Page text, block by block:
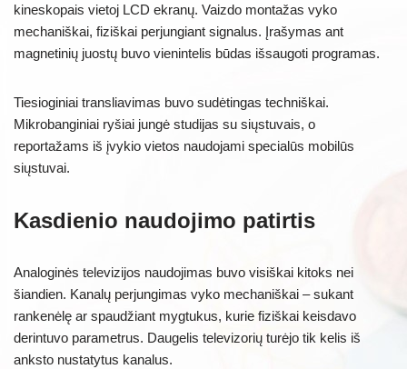
kineskopais vietoj LCD ekranų. Vaizdo montažas vyko
mechaniškai, fiziškai perjungiant signalus. Įrašymas ant
magnetinių juostų buvo vienintelis būdas išsaugoti programas.
Tiesioginiai transliavimas buvo sudėtingas techniškai.
Mikrobanginiai ryšiai jungė studijas su siųstuvais, o
reportažams iš įvykio vietos naudojami specialūs mobilūs
siųstuvai.
Kasdienio naudojimo patirtis
Analoginės televizijos naudojimas buvo visiškai kitoks nei
šiandien. Kanalų perjungimas vyko mechaniškai – sukant
rankenėlę ar spaudžiant mygtukus, kurie fiziškai keisdavo
derintuvo parametrus. Daugelis televizorių turėjo tik kelis iš
anksto nustatytus kanalus.